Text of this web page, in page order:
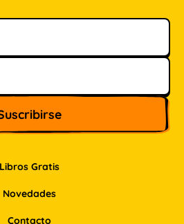
Libros Gratis
Novedades
Contacto